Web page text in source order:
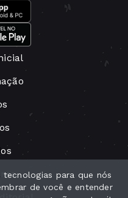
para que nós
de você e entender